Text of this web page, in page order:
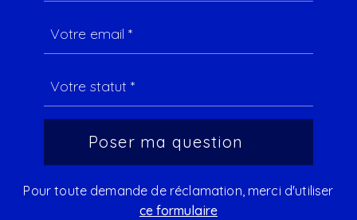
Pour toute demande de réclamation, merci d'utiliser
ce formulaire